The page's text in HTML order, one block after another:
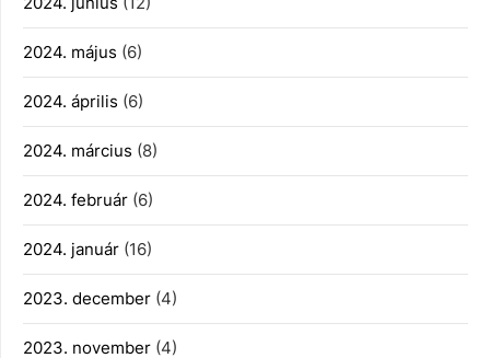
2024. május (6)
2024. április (6)
2024. március (8)
2024. február (6)
2024. január (16)
2023. december (4)
2023. november (4)